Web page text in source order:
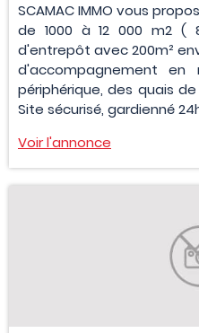
SCAMAC IMMO vous
de 1000 à 12 000 m2 (
d'entrepôt avec 200m²
d'accompagnement
périphérique, des quais
Site sécurisé, gardienné
Voir l'annonce